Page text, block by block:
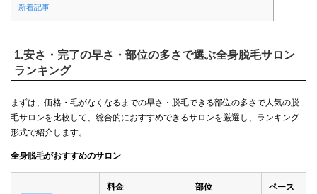
新着記事
1.安さ・完了の早さ・部位の多さで選ぶ全身脱毛サロン
ランキング
まずは、価格・毛がなくなるまでの早さ・脱毛できる部位の多さで人気の脱
毛サロンを比較して、総合的におすすめできるサロンを厳選し、ランキング
形式で紹介します。
全身脱毛がおすすめのサロン
料金 部位
ペース